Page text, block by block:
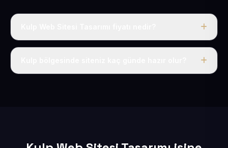
Tek fiyat uygulanır: yıllık 50 USD + KDV. Bu bedele alan